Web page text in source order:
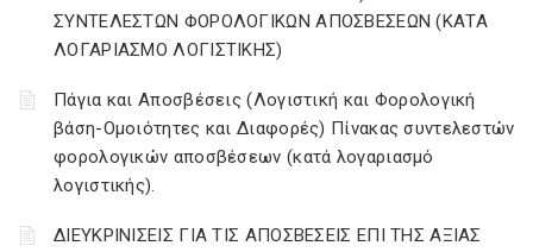
ΣΥΝΤΕΛΕΣΤΩΝ ΦΟΡΟΛΟΓΙΚΩΝ ΑΠΟΣΒΕΣΕΩΝ (ΚΑΤΑ
ΛΟΓΑΡΙΑΣΜΟ ΛΟΓΙΣΤΙΚΗΣ)
Πάγια και Αποσβέσεις (Λογιστική και Φορολογική
βάση-Ομοιότητες και Διαφορές) Πίνακας συντελεστών
φορολογικών αποσβέσεων (κατά λογαριασμό
λογιστικής).
ΔΙΕΥΚΡΙΝΙΣΕΙΣ ΓΙΑ ΤΙΣ ΑΠΟΣΒΕΣΕΙΣ ΕΠΙ ΤΗΣ ΑΞΙΑΣ